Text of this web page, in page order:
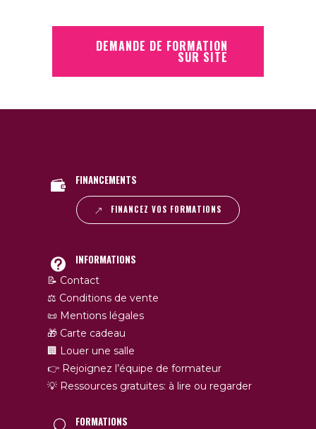
DEMANDE DE FORMATION
SUR SITE
FINANCEMENTS
FINANCEZ VOS FORMATIONS
INFORMATIONS
📝 Contact
⚖️ Conditions de vente
📜 Mentions légales
🎁 Carte cadeau
🏢 Louer une salle
👉 Rejoignez l’équipe de formateur
💡 Ressources gratuites: à lire ou regarder
FORMATIONS